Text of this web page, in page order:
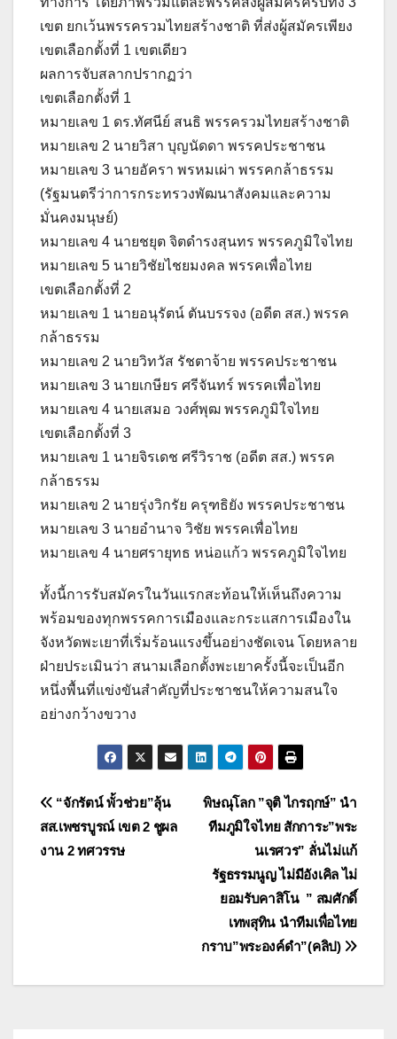
เขต ยกเว้นพรรครวมไทยสร้างชาติ ที่ส่งผู้สมัครเพียง
เขตเลือกตั้งที่ 1 เขตเดียว
ผลการจับสลากปรากฏว่า
เขตเลือกตั้งที่ 1
หมายเลข 1 ดร.ทัศนีย์ สนธิ พรรครวมไทยสร้างชาติ
หมายเลข 2 นายวิสา บุญนัดดา พรรคประชาชน
หมายเลข 3 นายอัครา พรหมเผ่า พรรคกล้าธรรม
(รัฐมนตรีว่าการกระทรวงพัฒนาสังคมและความ
มั่นคงมนุษย์)
หมายเลข 4 นายชยุต จิตดำรงสุนทร พรรคภูมิใจไทย
หมายเลข 5 นายวิชัยไชยมงคล พรรคเพื่อไทย
เขตเลือกตั้งที่ 2
หมายเลข 1 นายอนุรัตน์ ตันบรรจง (อดีต สส.) พรรค
กล้าธรรม
หมายเลข 2 นายวิทวัส รัชตาจ้าย พรรคประชาชน
หมายเลข 3 นายเกษียร ศรีจันทร์ พรรคเพื่อไทย
หมายเลข 4 นายเสมอ วงศ์พุฒ พรรคภูมิใจไทย
เขตเลือกตั้งที่ 3
หมายเลข 1 นายจิรเดช ศรีวิราช (อดีต สส.) พรรค
กล้าธรรม
หมายเลข 2 นายรุ่งวิกรัย ครุฑธิยัง พรรคประชาชน
หมายเลข 3 นายอำนาจ วิชัย พรรคเพื่อไทย
หมายเลข 4 นายศรายุทธ หน่อแก้ว พรรคภูมิใจไทย
ทั้งนี้การรับสมัครในวันแรกสะท้อนให้เห็นถึงความ
พร้อมของทุกพรรคการเมืองและกระแสการเมืองใน
จังหวัดพะเยาที่เริ่มร้อนแรงขึ้นอย่างชัดเจน โดยหลาย
ฝ่ายประเมินว่า สนามเลือกตั้งพะเยาครั้งนี้จะเป็นอีก
หนึ่งพื้นที่แข่งขันสำคัญที่ประชาชนให้ความสนใจ
อย่างกว้างขวาง
แนะแนว
เรื่อง
พิษณุโลก ”จุติ ไกรฤกษ์” นำ
ทีมภูมิใจไทย สักการะ”พระ
นเรศวร” ลั่นไม่แก้
รัฐธรรมนูญ ไม่มีอังเคิล ไม่
ยอมรับคาสิโน ” สมศักดิ์
เทพสุทิน นำทีมเพื่อไทย
กราบ”พระองค์ดำ”(คลิป)
“จักรัตน์ พั้วช่วย”ลุ้น
สส.เพชรบูรณ์ เขต 2 ชูผล
งาน 2 ทศวรรษ